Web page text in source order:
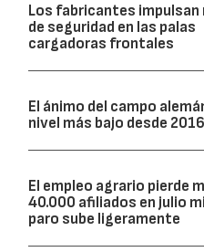
Los fabricantes impulsan
de seguridad en las palas
cargadoras frontales
El ánimo del campo
nivel más bajo desde 2016
El empleo agrario pierde
40.000 afiliados en julio
paro sube ligeramente